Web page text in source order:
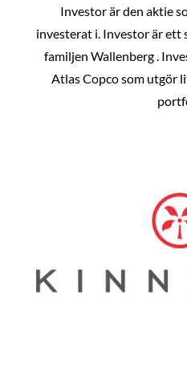
Investor är den aktie
investerat i. Investor är ett
familjen Wallenberg .
Atlas Copco som utgör